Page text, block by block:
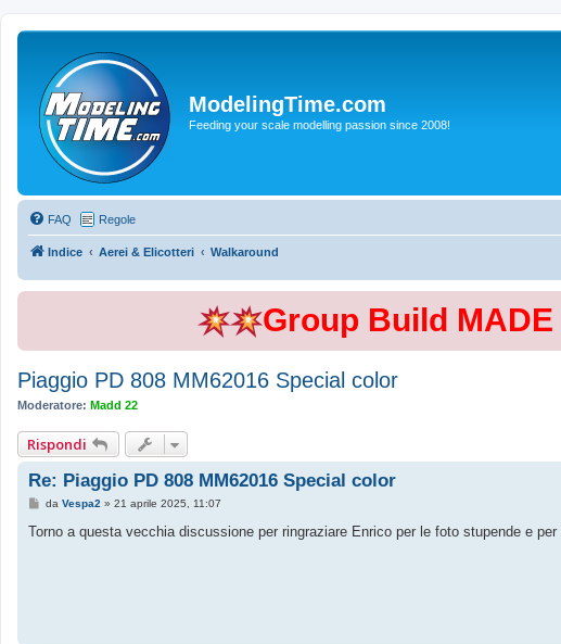
ModelingTime.com
Feeding your scale modelling passion since 2008!
FAQ Regole
Indice Aerei & Elicotteri Walkaround
Group Build MADE
Piaggio PD 808 MM62016 Special color
Moderatore: Madd 22
Rispondi
Re: Piaggio PD 808 MM62016 Special color
M
s
da Vespa2 » 21 aprile 2025, 11:07
Torno a questa vecchia discussione per ringraziare Enrico per le foto stupende e